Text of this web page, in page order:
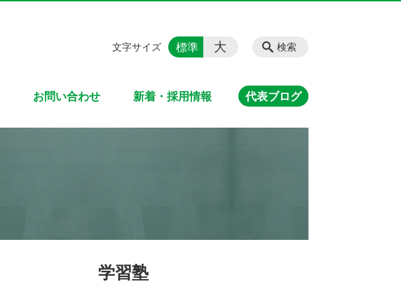
お問い合わせ 新着・採用情報 代表ブログ
検索
文字サイズ 標準 大
学習塾